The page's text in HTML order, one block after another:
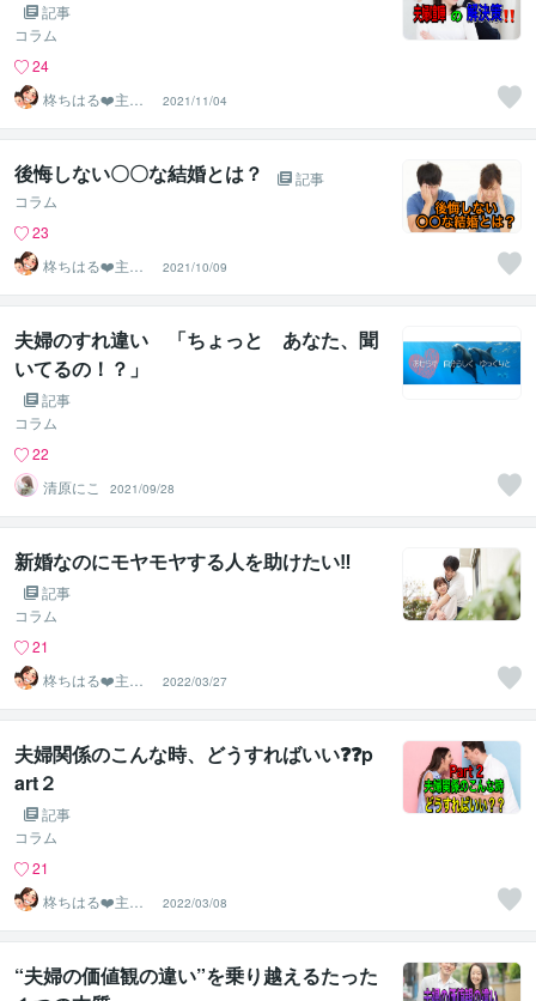
記事
コラム
24
柊ちはる❤️主婦
のお悩み相談Ro
om❤️
2021/11/04
後悔しない〇〇な結婚とは？
記事
コラム
23
柊ちはる❤️主婦
のお悩み相談Ro
om❤️
2021/10/09
夫婦のすれ違い 「ちょっと あなた、聞
いてるの！？」
記事
コラム
22
清原にこ
2021/09/28
新婚なのにモヤモヤする人を助けたい‼️
記事
コラム
21
柊ちはる❤️主婦
のお悩み相談Ro
om❤️
2022/03/27
夫婦関係のこんな時、どうすればいい❓❓p
art２
記事
コラム
21
柊ちはる❤️主婦
のお悩み相談Ro
om❤️
2022/03/08
“夫婦の価値観の違い”を乗り越えるたった